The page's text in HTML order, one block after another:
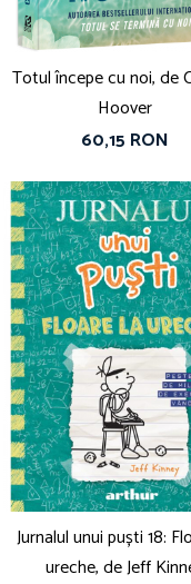
Totul începe cu noi, de
Hoover
60,15 RON
Jurnalul unui puști 18:
ureche, de Jeff